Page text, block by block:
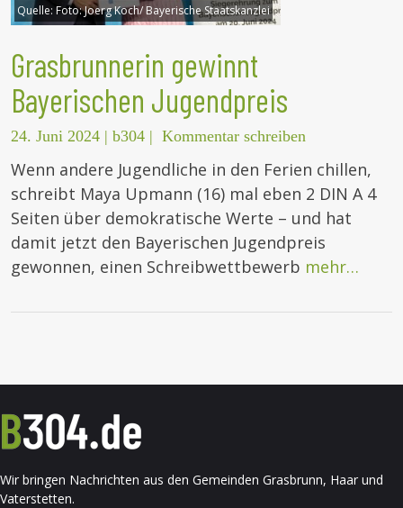
Quelle:Foto: Joerg Koch/ Bayerische Staatskanzlei
Grasbrunnerin gewinnt
Bayerischen Jugendpreis
24. Juni 2024 | b304 | Kommentar schreiben
Wenn andere Jugendliche in den Ferien chillen,
schreibt Maya Upmann (16) mal eben 2 DIN A 4
Seiten über demokratische Werte – und hat
damit jetzt den Bayerischen Jugendpreis
gewonnen, einen Schreibwettbewerb mehr…
Wir bringen Nachrichten aus den Gemeinden Grasbrunn, Haar und
Vaterstetten.